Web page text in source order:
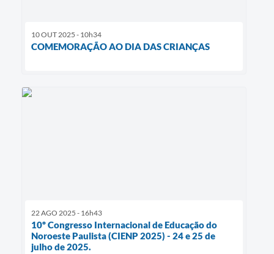
10 OUT 2025 - 10h34
COMEMORAÇÃO AO DIA DAS CRIANÇAS
22 AGO 2025 - 16h43
10º Congresso Internacional de Educação do
Noroeste Paulista (CIENP 2025) - 24 e 25 de
julho de 2025.